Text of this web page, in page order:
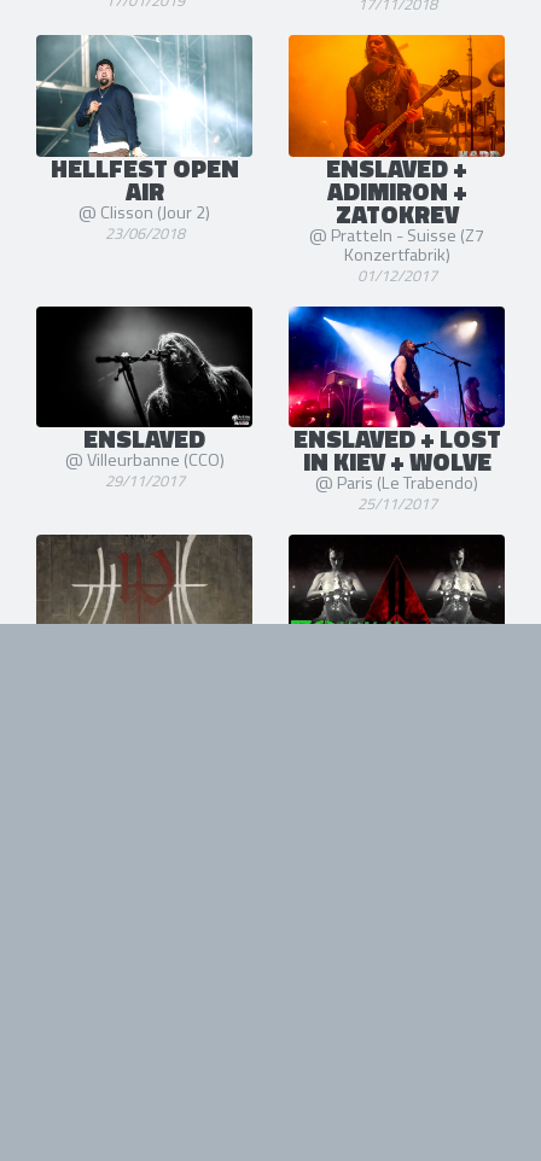
HELLFEST OPEN
AIR
@ Clisson (Jour 2)
23/06/2018
ENSLAVED +
ADIMIRON +
ZATOKREV
@ Pratteln - Suisse (Z7
Konzertfabrik)
01/12/2017
ENSLAVED
@ Villeurbanne (CCO)
29/11/2017
ENSLAVED + LOST
IN KIEV + WOLVE
@ Paris (Le Trabendo)
25/11/2017